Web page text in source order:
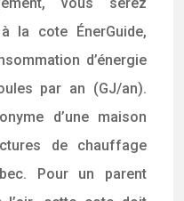
la cote ÉnerGuide,
d’énergie
par an (GJ/an).
d’une maison
de chauffage
Pour un parent